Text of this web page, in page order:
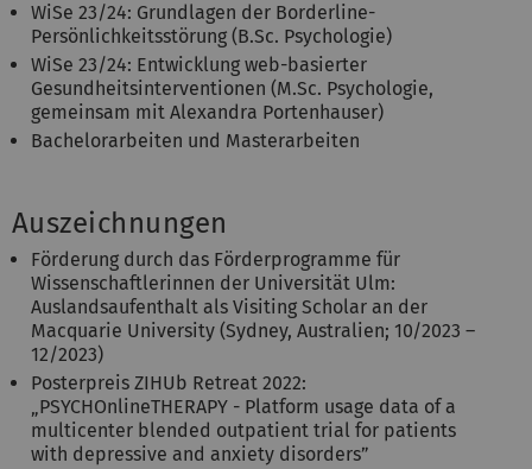
WiSe 23/24: Grundlagen der Borderline-
Persönlichkeitsstörung (B.Sc. Psychologie)
WiSe 23/24: Entwicklung web-basierter
Gesundheitsinterventionen (M.Sc. Psychologie,
gemeinsam mit Alexandra Portenhauser)
Bachelorarbeiten und Masterarbeiten
Auszeichnungen
Förderung durch das Förderprogramme für
Wissenschaftlerinnen der Universität Ulm:
Auslandsaufenthalt als Visiting Scholar an der
Macquarie University (Sydney, Australien; 10/2023 –
12/2023)
Posterpreis ZIHUb Retreat 2022:
„PSYCHOnlineTHERAPY - Platform usage data of a
multicenter blended outpatient trial for patients
with depressive and anxiety disorders”